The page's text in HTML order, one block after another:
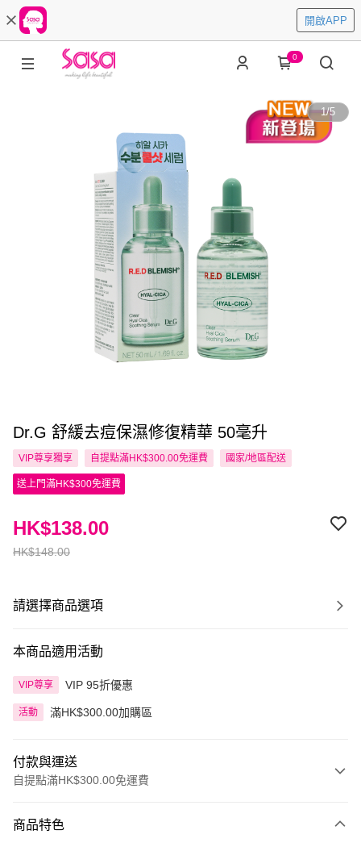
開啟APP
0
1/5
Dr.G 舒緩去痘保濕修復精華 50毫升
VIP尊享獨享 自提點滿HK$300.00免運費 國家/地區配送
送上門滿HK$300免運費
HK$148.00
HK$138.00
請選擇商品選項
本商品適用活動
VIP尊享 VIP 95折優惠
活動 滿HK$300.00加購區
付款與運送
自提點滿HK$300.00免運費
信用卡
商品特色